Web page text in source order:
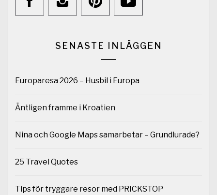
SENASTE INLÄGGEN
Europaresa 2026 – Husbil i Europa
Äntligen framme i Kroatien
Nina och Google Maps samarbetar – Grundlurade?
25 Travel Quotes
Tips för tryggare resor med PRICKSTOP